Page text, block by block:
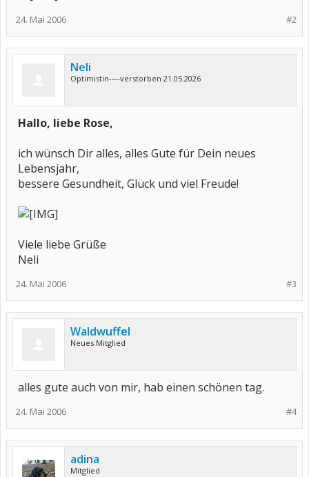
#2
24. Mai 2006
Neli
Optimistin----verstorben 21.05.2026
Hallo, liebe Rose,
ich wünsch Dir alles, alles Gute für Dein neues
Lebensjahr,
bessere Gesundheit, Glück und viel Freude!
Viele liebe Grüße
Neli
#3
24. Mai 2006
Waldwuffel
Neues Mitglied
alles gute auch von mir, hab einen schönen tag.
#4
24. Mai 2006
adina
Mitglied